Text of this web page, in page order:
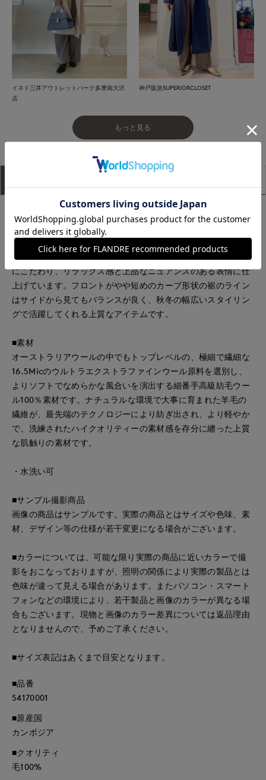
イネド三井アウトレットパーク多摩南大沢
店
神戸阪急SUPERIORCLOSET
もっと見る
■デザイン
ゆったりとしたワイドなサイジングで動きのある抜け感を演出
できる大人ニット。デザインはベーシックですが、詰まり気味
の衿ぐりや肩線にガーター編みを入れる等の細かいディテール
にこだわり、リラックス感と上品なニュアンスのある表情に仕
上げています。フロントがやや短めのカーブ形状の裾のライン
はサイドから見てもバランスが良く、秋冬の幅広いスタイリン
グで活躍してくれる上質なアイテムです。
■素材
オーストラリアウールの中でもトップレベルの、極細で繊細な
16.5Micのウルトラエクストラファインウール原料を選別し、
よりソフトでなめらかな風合いを演出する細番手高級紡毛ウー
ル100％素材です。ナチュラルな環境で大事に育まれた羊毛の
繊維が、最先端のテクノロジーにより紡ぎ出され、より軽やか
で、洗練されたハイクオリティーの素材感を存分に纏った上質
な肌触りの素材です。
・水洗い可
■サンプル撮影商品
画像の商品はサンプルです。実際の商品とはサイズや色味、素
材、デザイン等の仕様が若干変更になる場合がございます。
■カラーについては、可能な限り実際の商品に近いカラーで撮
影をおこなっておりますが、照明の関係により実際の製品とは
色味が違って見える場合があります。またパソコン・スマート
フォンなどの環境により、若干製品と画像のカラーが異なる場
合もございます。現物と画像のカラー差異については返品理由
となりませんので、予めご了承ください。
■サイズ表記はあくまで目安となります。
■品番
54170001
■原産国
カンボジア
■クオリティ
毛100%